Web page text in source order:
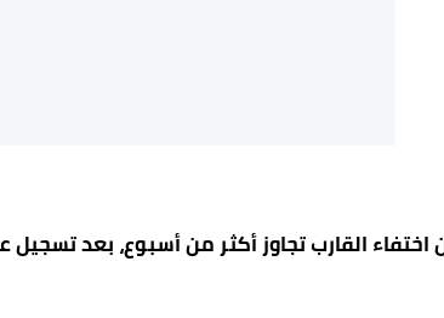
القارب تجاوز أكثر من أسبوع، بعد تسجيل